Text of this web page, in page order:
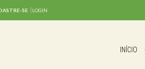
SE LOGIN
INÍCIO